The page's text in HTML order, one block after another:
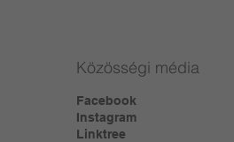
Közösségi média
Facebook
Instagram
Linktree​